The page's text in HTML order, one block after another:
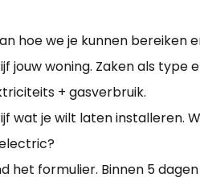
hoe we je kunnen bereiken
jouw woning. Zaken als type
+ gasverbruik.
wat je wilt laten installeren.
het formulier. Binnen 5